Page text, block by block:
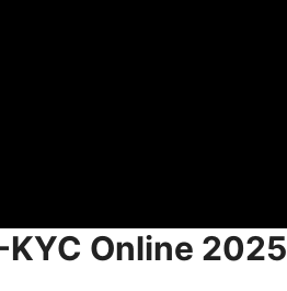
KYC Online 2025